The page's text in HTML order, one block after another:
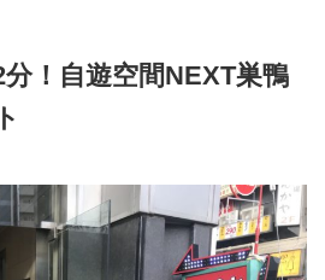
！自遊空間NEXT巣鴨